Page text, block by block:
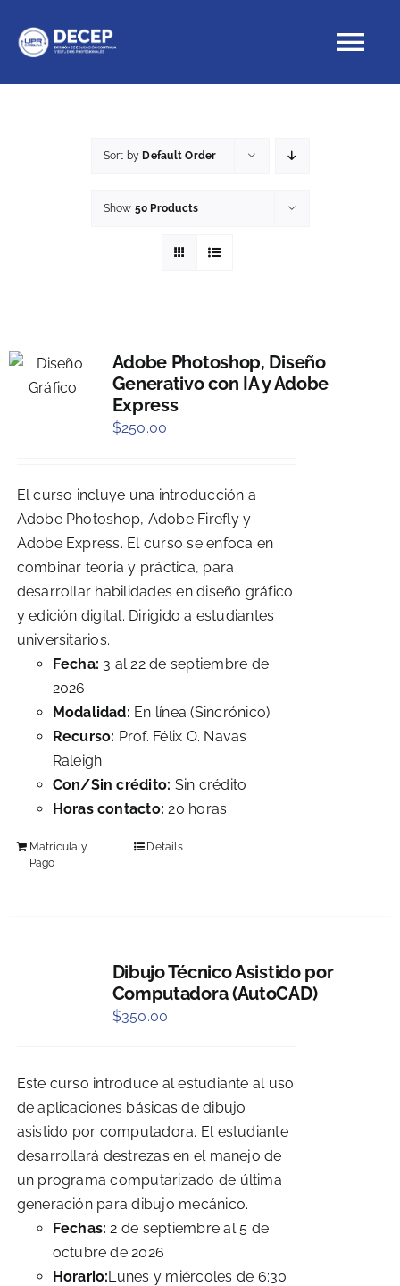
content
Sort by Default Order
Show 50 Products
Adobe Photoshop, Diseño
Generativo con IA y Adobe
Express
$250.00
El curso incluye una introducción a
Adobe Photoshop, Adobe Firefly y
Adobe Express. El curso se enfoca en
combinar teoria y práctica, para
desarrollar habilidades en diseño gráfico
y edición digital. Dirigido a estudiantes
universitarios.
Fecha: 3 al 22 de septiembre de
2026
Modalidad: En línea (Sincrónico)
Recurso: Prof. Félix O. Navas
Raleigh
Con/Sin crédito: Sin crédito
Horas contacto: 20 horas
Matrícula y
Pago
Details
Dibujo Técnico Asistido por
Computadora (AutoCAD)
$350.00
Este curso introduce al estudiante al uso
de aplicaciones básicas de dibujo
asistido por computadora. El estudiante
desarrollará destrezas en el manejo de
un programa computarizado de última
generación para dibujo mecánico.
Fechas: 2 de septiembre al 5 de
octubre de 2026
Horario:Lunes y miércoles de 6:30